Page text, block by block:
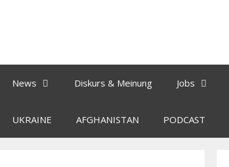
News Diskurs & Meinung Jobs
UKRAINE AFGHANISTAN PODCAST